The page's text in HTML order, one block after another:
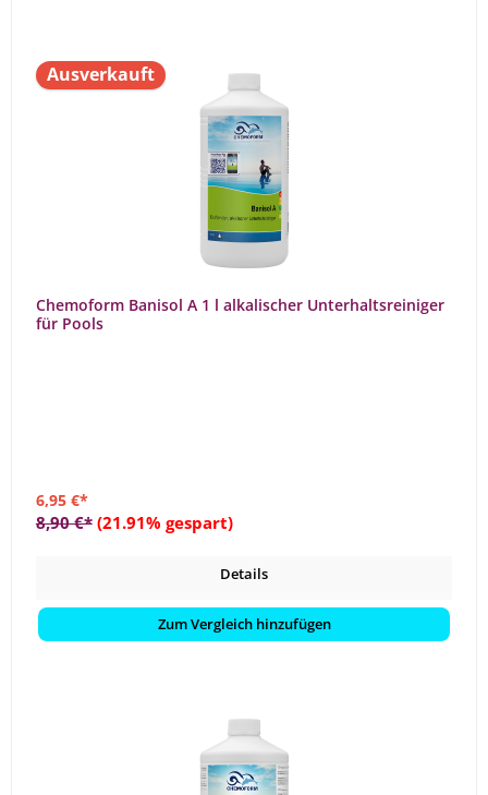
Ausverkauft
Chemoform Banisol A 1 l alkalischer Unterhaltsreiniger
für Pools
6,95 €*
8,90 €* (21.91% gespart)
Details
Zum Vergleich hinzufügen